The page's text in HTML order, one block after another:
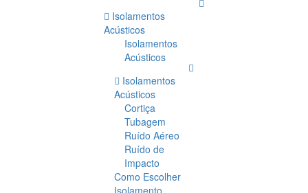
Isolamentos
Acústicos
Isolamentos
Acústicos
Isolamentos
Acústicos
Cortiça
Tubagem
Ruído Aéreo
Ruído de
Impacto
Como Escolher
Isolamento